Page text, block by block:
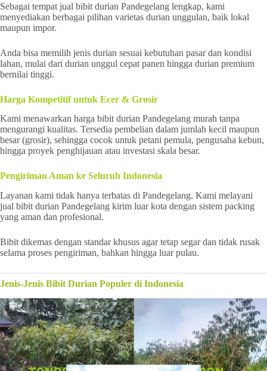
Sebagai tempat jual bibit durian Pandegelang lengkap, kami
menyediakan berbagai pilihan varietas durian unggulan, baik lokal
maupun impor.
Anda bisa memilih jenis durian sesuai kebutuhan pasar dan kondisi
lahan, mulai dari durian unggul cepat panen hingga durian premium
bernilai tinggi.
Harga Kompetitif untuk Ecer & Grosir
Kami menawarkan harga bibit durian Pandegelang murah tanpa
mengurangi kualitas. Tersedia pembelian dalam jumlah kecil maupun
besar (grosir), sehingga cocok untuk petani pemula, pengusaha kebun,
hingga proyek penghijauan atau investasi skala besar.
Pengiriman Aman ke Seluruh Indonesia
Layanan kami tidak hanya terbatas di Pandegelang. Kami melayani
jual bibit durian Pandegelang kirim luar kota dengan sistem packing
yang aman dan profesional.
Bibit dikemas dengan standar khusus agar tetap segar dan tidak rusak
selama proses pengiriman, bahkan hingga luar pulau.
Jenis-Jenis Bibit Durian Populer di Indonesia